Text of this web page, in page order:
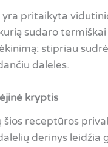
yra pritaikyta
sudaro
stipriau
daleles.
kryptis
šios receptūros
derinys leidžia